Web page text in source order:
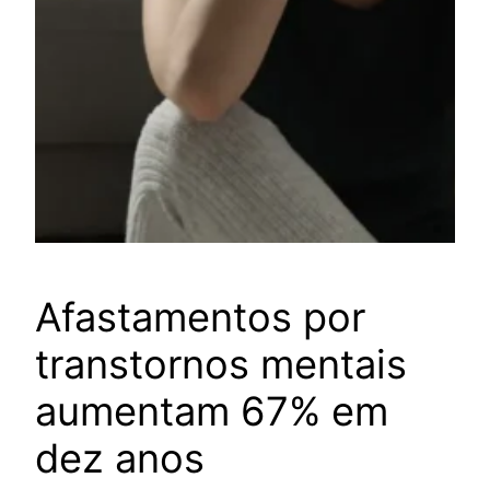
Afastamentos por
transtornos mentais
aumentam 67% em
dez anos